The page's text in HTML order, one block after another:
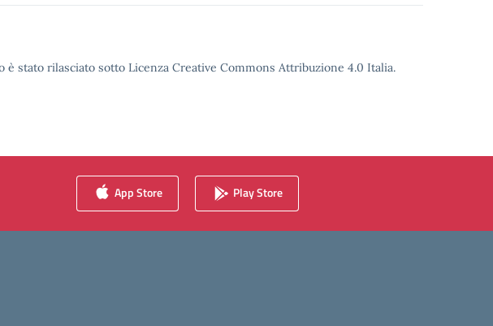
stato rilasciato sotto Licenza Creative Commons Attribuzione 4.0 Italia.
App Store Play Store